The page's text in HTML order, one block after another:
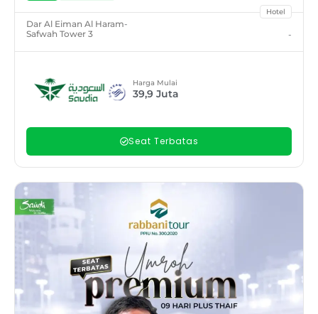
Hotel
Dar Al Eiman Al Haram-
Safwah Tower 3
-
Harga Mulai
39,9 Juta
Seat Terbatas